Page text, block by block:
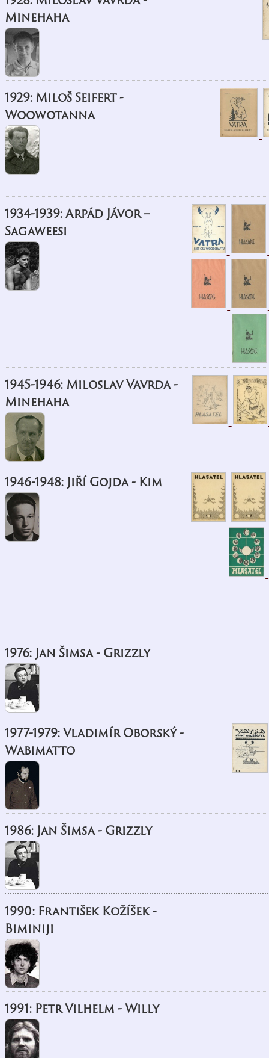
Minehaha
1929: Miloš Seifert -
Woowotanna
1934-1939: Arpád Jávor –
Sagaweesi
1945-1946: Miloslav Vavrda -
Minehaha
1946-1948: Jiří Gojda - Kim
1976: Jan Šimsa - Grizzly
1977-1979: Vladimír Oborský -
Wabimatto
1986: Jan Šimsa - Grizzly
1990: František Kožíšek -
Biminiji
1991: Petr Vilhelm - Willy